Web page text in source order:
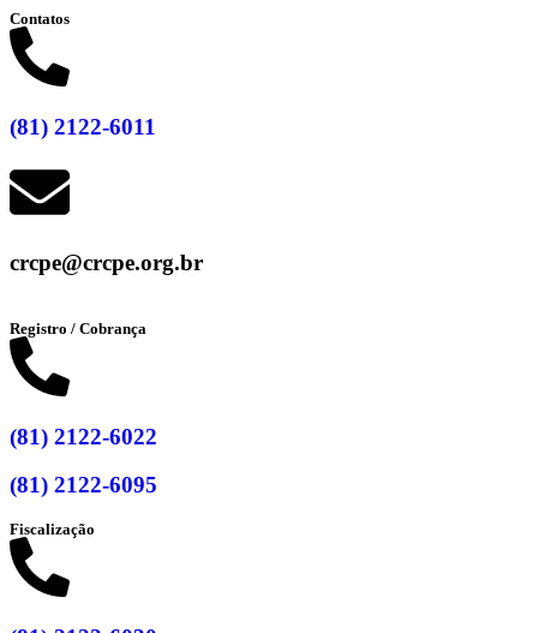
Contatos
(81) 2122-6011
crcpe@crcpe.org.br
Registro / Cobrança
(81) 2122-6022
(81) 2122-6095
Fiscalização